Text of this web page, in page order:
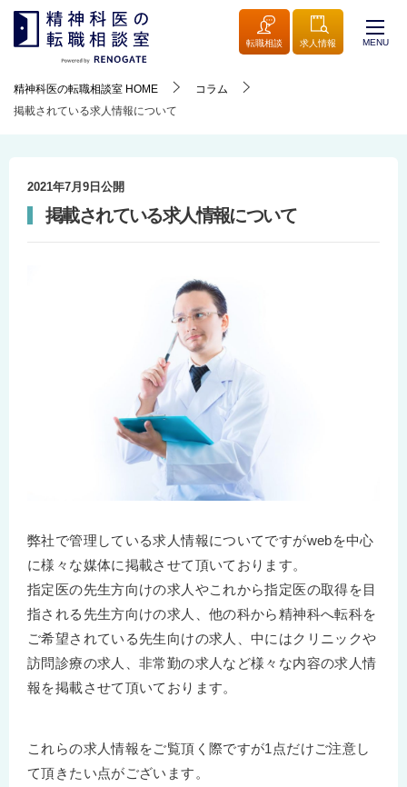
転職相談 求人情報 MENU
精神科医の転職相談室 HOME
コラム
掲載されている求人情報について
2021年7月9日 公開
掲載されている求人情報について
弊社で管理している求人情報についてですがwebを中心
に様々な媒体に掲載させて頂いております。
指定医の先生方向けの求人やこれから指定医の取得を目
指される先生方向けの求人、他の科から精神科へ転科を
ご希望されている先生向けの求人、中にはクリニックや
訪問診療の求人、非常勤の求人など様々な内容の求人情
報を掲載させて頂いております。
これらの求人情報をご覧頂く際ですが1点だけご注意し
て頂きたい点がございます。